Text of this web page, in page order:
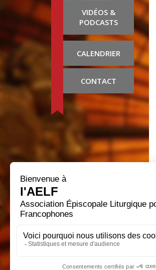
VIDÉOS &
PODCASTS
CALENDRIER
CONTACT